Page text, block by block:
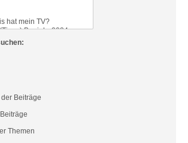
der Beiträge
Themen